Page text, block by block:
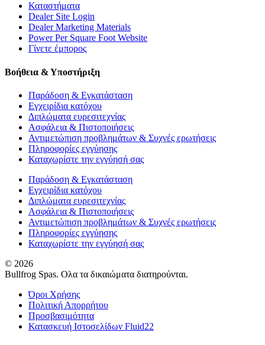
Καταστήματα
Dealer Site Login
Dealer Marketing Materials
Power Per Square Foot Website
Γίνετε έμπορος
Βοήθεια & Υποστήριξη
Παράδοση & Εγκατάσταση
Εγχειρίδια κατόχου
Διπλώματα ευρεσιτεχνίας
Ασφάλεια & Πιστοποιήσεις
Αντιμετώπιση προβλημάτων & Συχνές ερωτήσεις
Πληροφορίες εγγύησης
Καταχωρίστε την εγγύησή σας
Παράδοση & Εγκατάσταση
Εγχειρίδια κατόχου
Διπλώματα ευρεσιτεχνίας
Ασφάλεια & Πιστοποιήσεις
Αντιμετώπιση προβλημάτων & Συχνές ερωτήσεις
Πληροφορίες εγγύησης
Καταχωρίστε την εγγύησή σας
© 2026
Bullfrog Spas. Ολα τα δικαιώματα διατηρούνται.
Όροι Χρήσης
Πολιτική Απορρήτου
Προσβασιμότητα
Κατασκευή Ιστοσελίδων Fluid22